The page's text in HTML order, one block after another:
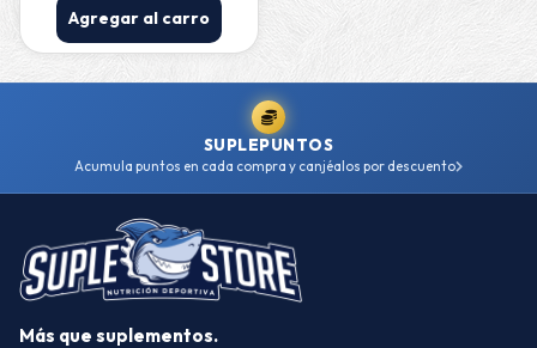
Agregar al carro
SUPLEPUNTOS
Acumula puntos en cada compra y canjéalos por descuento
Más que suplementos.